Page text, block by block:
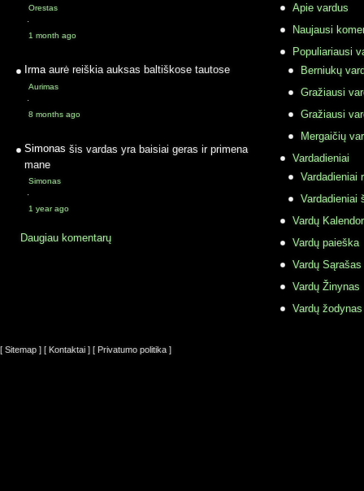
Orestas
·
1 month ago
Irma aurė reiškia auksas baltiškose tautose
Aurimas
·
8 months ago
Simonas šis vardas yra baisiai geras ir primena
mane
Simonas
·
1 year ago
Daugiau komentarų
Apie vardus
Naujausi
Populiariausi
Berniukų
Gražiausi
Gražiausi
Mergaičių
Vardadieniai
Vardadieniai
Vardadieniai
Vardų
Vardų paieška
Vardų Sąrašas
Vardų Žinynas
Vardų
[ Sitemap ] [ Kontaktai ] [ Privatumo politika ]